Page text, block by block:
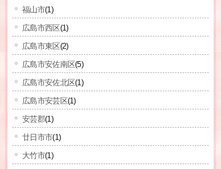
福山市(1)
広島市西区(1)
広島市東区(2)
広島市安佐南区(5)
広島市安佐北区(1)
広島市安芸区(1)
安芸郡(1)
廿日市市(1)
大竹市(1)